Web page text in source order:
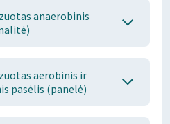
anaerobinis
aerobinis ir
pasėlis (panelė)